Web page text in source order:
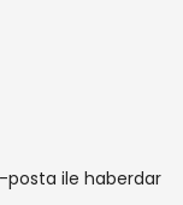
posta ile haberdar